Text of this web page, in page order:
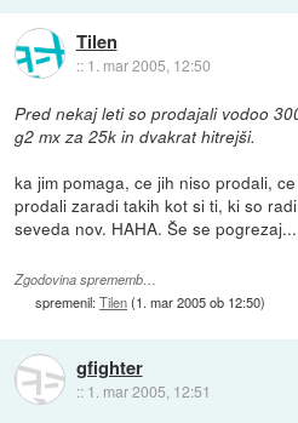
Tilen
:: 1. mar 2005, 12:50
Pred nekaj leti so prodajali vodoo
g2 mx za 25k in dvakrat hitrejši.
ka jim pomaga, ce jih niso prodali,
prodali zaradi takih kot si ti, ki so
seveda nov. HAHA. Še se pogrezaj...
Zgodovina sprememb…
spremenil:Tilen(1. mar 2005 ob 12:50)
gfighter
:: 1. mar 2005, 12:51